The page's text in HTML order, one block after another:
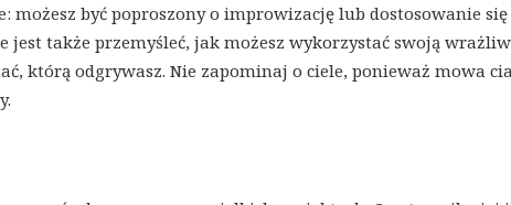
możesz być poproszony o improwizację lub dostosowanie się
jest także przemyśleć, jak możesz wykorzystać swoją
którą odgrywasz. Nie zapominaj o ciele, ponieważ mowa